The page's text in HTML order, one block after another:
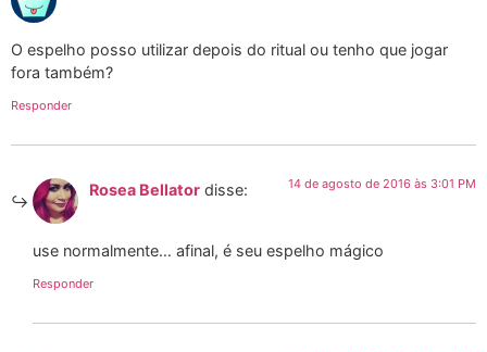
O espelho posso utilizar depois do ritual ou tenho que jogar
fora também?
Responder
Rosea Bellator disse: 14 de agosto de 2016 às 3:01 PM
use normalmente… afinal, é seu espelho mágico
Responder